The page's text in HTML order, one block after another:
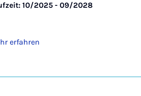
10/2025 - 09/2028
erfahren